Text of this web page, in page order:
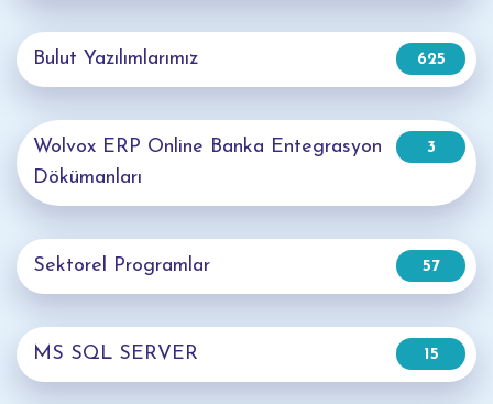
625
Bulut Yazılımlarımız
3
Wolvox ERP Online Banka Entegrasyon
Dökümanları
57
Sektorel Programlar
15
MS SQL SERVER